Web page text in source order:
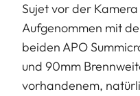
Sujet vor der
Aufgenommen mit
beiden APO
und 90mm
vorhandenem,